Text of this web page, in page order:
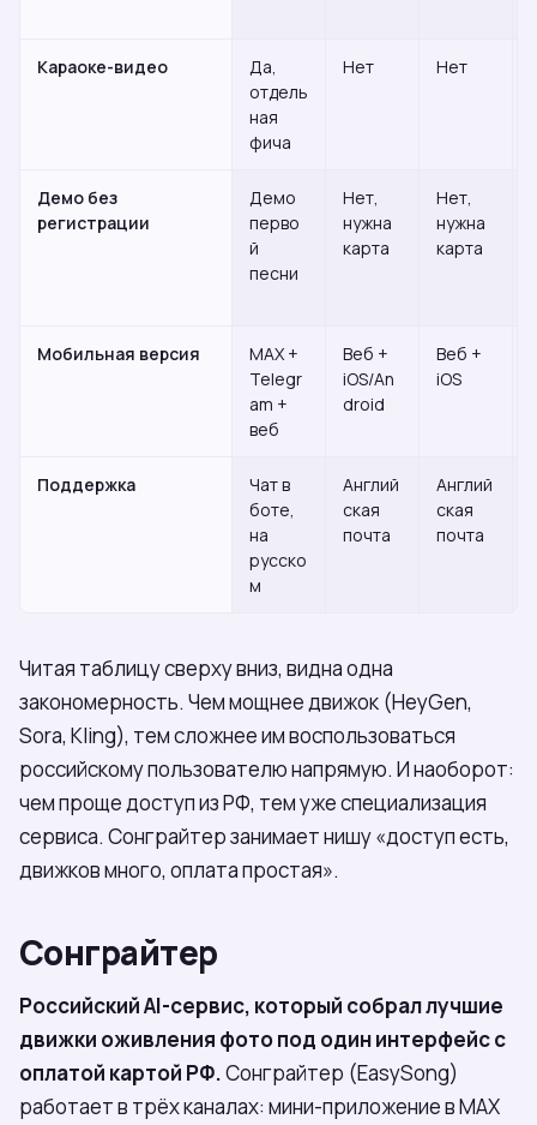
Караоке-видео
Да,
отдель
ная
фича
Нет Нет
Демо без
регистрации
Демо
перво
й
песни
Нет,
нужна
карта
Нет,
нужна
карта
Мобильная версия
МАХ +
Telegr
am +
веб
Веб +
iOS/An
droid
Веб +
iOS
Поддержка
Чат в
боте,
на
русско
м
Англий
ская
почта
Англий
ская
почта
Читая таблицу сверху вниз, видна одна
закономерность. Чем мощнее движок (HeyGen,
Sora, Kling), тем сложнее им воспользоваться
российскому пользователю напрямую. И наоборот:
чем проще доступ из РФ, тем уже специализация
сервиса. Сонграйтер занимает нишу «доступ есть,
движков много, оплата простая».
Сонграйтер
Российский AI-сервис, который собрал лучшие
движки оживления фото под один интерфейс с
оплатой картой РФ.Сонграйтер (EasySong)
работает в трёх каналах: мини-приложение в МАХ